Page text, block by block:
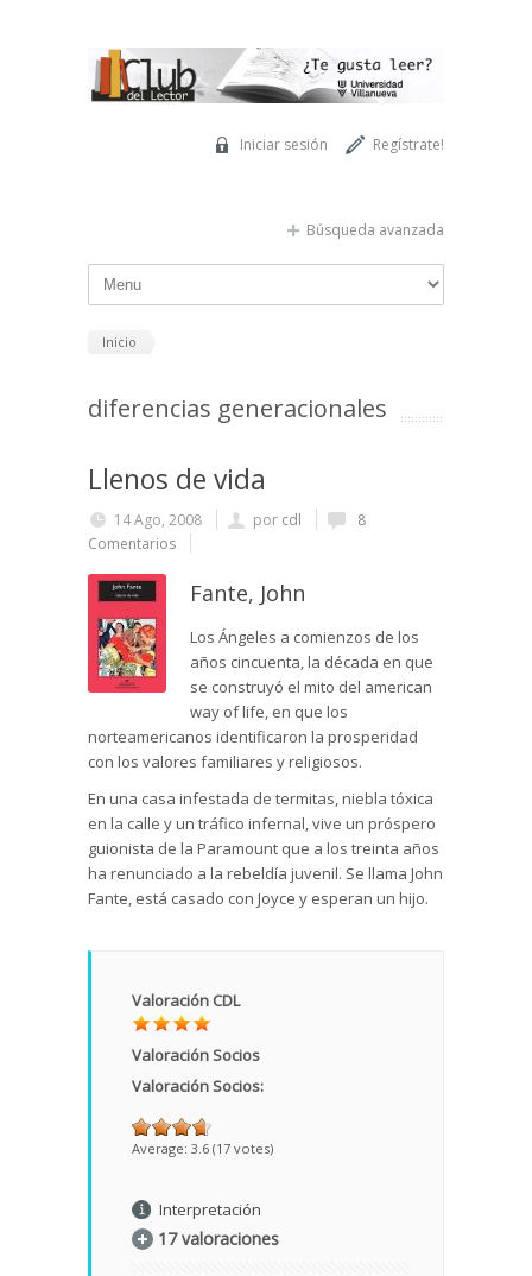
Regístrate!
Iniciar sesión
Búsqueda avanzada
Inicio
diferencias generacionales
Llenos de vida
14 Ago, 2008 por cdl
8
Comentarios
Fante, John
Los Ángeles a comienzos de los
años cincuenta, la década en que
se construyó el mito del american
way of life, en que los
norteamericanos identificaron la prosperidad
con los valores familiares y religiosos.
En una casa infestada de termitas, niebla tóxica
en la calle y un tráfico infernal, vive un próspero
guionista de la Paramount que a los treinta años
ha renunciado a la rebeldía juvenil. Se llama John
Fante, está casado con Joyce y esperan un hijo.
Valoración CDL
Valoración Socios
Valoración Socios:
Average: 3.6 (17 votes)
Interpretación
17 valoraciones